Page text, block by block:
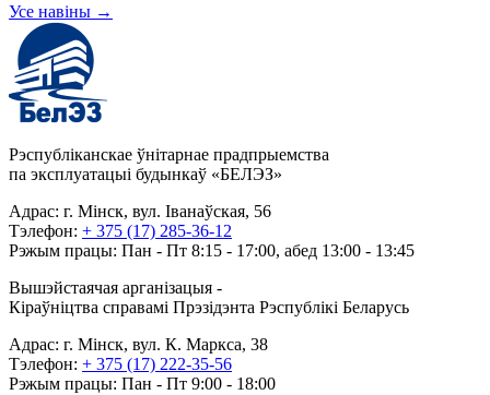
Усе навіны →
Рэспубліканскае ўнітарнае прадпрыемства
па эксплуатацыі будынкаў «БЕЛЭЗ»
Адрас: г. Мінск, вул. Іванаўская, 56
Тэлефон: + 375 (17) 285-36-12
Рэжым працы: Пан - Пт 8:15 - 17:00, абед 13:00 - 13:45
Вышэйстаячая арганізацыя -
Кіраўніцтва справамі Прэзідэнта Рэспублікі Беларусь
Адрас: г. Мінск, вул. К. Маркса, 38
Тэлефон: + 375 (17) 222-35-56
Рэжым працы: Пан - Пт 9:00 - 18:00